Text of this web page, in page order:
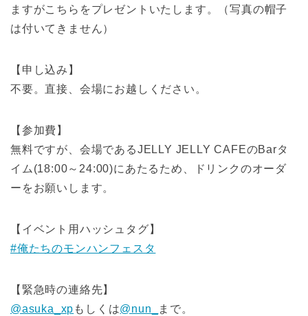
ますがこちらをプレゼントいたします。（写真の帽子
は付いてきません）
【申し込み】
不要。直接、会場にお越しください。
【参加費】
無料ですが、会場であるJELLY JELLY CAFEのBarタ
イム(18:00～24:00)にあたるため、ドリンクのオーダ
ーをお願いします。
【イベント用ハッシュタグ】
#俺たちのモンハンフェスタ
【緊急時の連絡先】
@asuka_xp もしくは@nun_ まで。